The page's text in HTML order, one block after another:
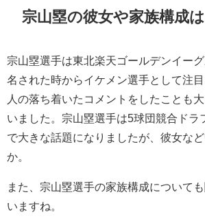
宗山塁の彼女や家族構成は
宗山塁選手は東北楽天ゴールデンイー
名された時からイケメン選手として注
人の落ち着いたコメントをしたことも
いました。宗山塁選手は5球団競合ドラ
で大きな話題になりましたが、彼女な
か。
また、宗山塁選手の家族構成について
いますね。